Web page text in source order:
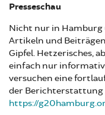
Presseschau
Nicht nur in Hamburg
Artikeln und
Gipfel. Hetzerisches,
einfach nur
versuchen eine
der Berichterstattung
https://